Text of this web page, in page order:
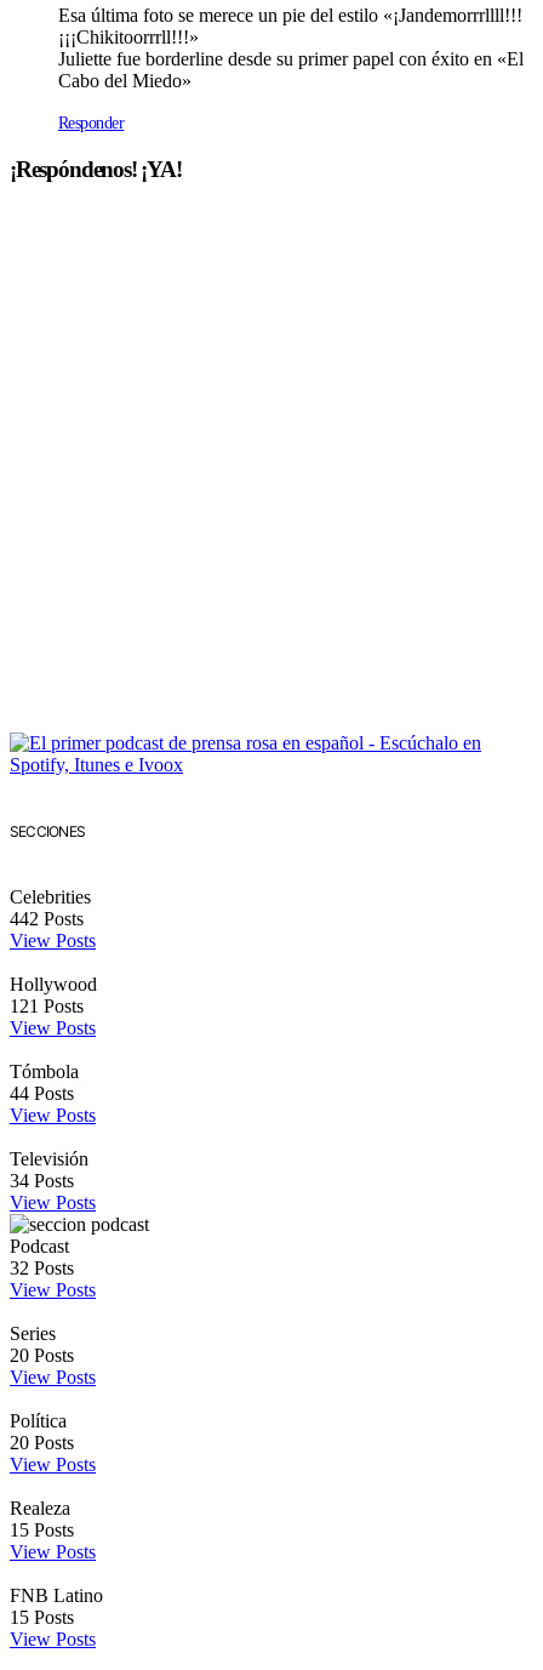
Esa última foto se merece un pie del estilo «¡Jandemorrrllll!!!
¡¡¡Chikitoorrrll!!!»
Juliette fue borderline desde su primer papel con éxito en «El
Cabo del Miedo»
Responder
¡Respóndenos! ¡YA!
SECCIONES
Celebrities
442 Posts
View Posts
Hollywood
121 Posts
View Posts
Tómbola
44 Posts
View Posts
Televisión
34 Posts
View Posts
Podcast
32 Posts
View Posts
Series
20 Posts
View Posts
Política
20 Posts
View Posts
Realeza
15 Posts
View Posts
FNB Latino
15 Posts
View Posts